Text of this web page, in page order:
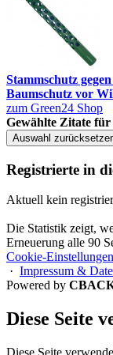
Stammschutz
Baumschutz vor
zum Green24 Shop
Gewählte Zitate
Auswahl
Registrierte in
Aktuell kein
Die Statistik zeigt,
Erneuerung alle 90
Cookie-
· Impressum &
Powered by
Diese Seite